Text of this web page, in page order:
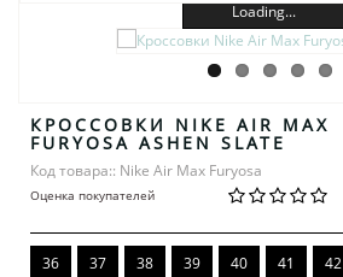
Loading...
КРОССОВКИ NIKE AIR MAX
FURYOSA ASHEN SLATE
Код товара:: Nike Air Max Furyosa
Оценка покупателей
36 37 38 39 40 41 42